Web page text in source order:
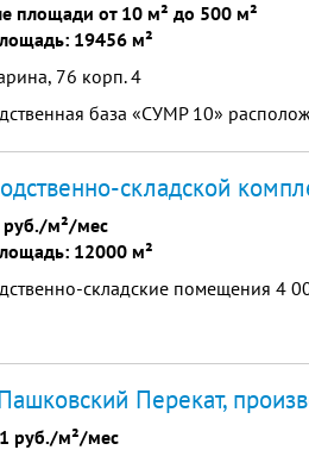
площади от 10 м² до 500 м²
19456 м²
76 корп. 4
база «СУМР 10»
складской
руб./м²/мес
12000 м²
складские помещения 4
Перекат,
руб./м²/мес